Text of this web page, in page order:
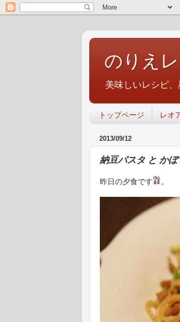
のりえ
美味しいレシピ
トップページ レオ
2013/09/12
納豆パスタ と か
昨日の夕食です 。